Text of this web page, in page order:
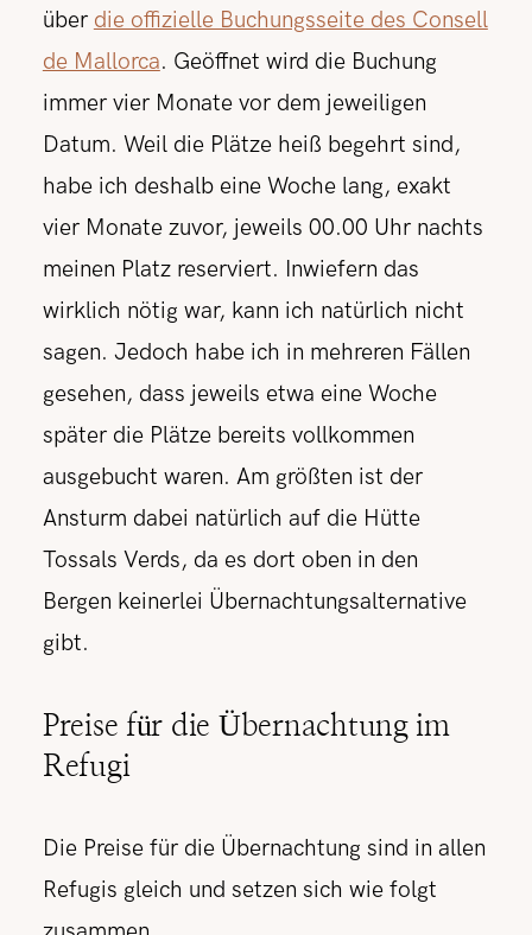
über die offizielle Buchungsseite des Consell
de Mallorca. Geöffnet wird die Buchung
immer vier Monate vor dem jeweiligen
Datum. Weil die Plätze heiß begehrt sind,
habe ich deshalb eine Woche lang, exakt
vier Monate zuvor, jeweils 00.00 Uhr nachts
meinen Platz reserviert. Inwiefern das
wirklich nötig war, kann ich natürlich nicht
sagen. Jedoch habe ich in mehreren Fällen
gesehen, dass jeweils etwa eine Woche
später die Plätze bereits vollkommen
ausgebucht waren. Am größten ist der
Ansturm dabei natürlich auf die Hütte
Tossals Verds, da es dort oben in den
Bergen keinerlei Übernachtungsalternative
gibt.
Preise für die Übernachtung im
Refugi
Die Preise für die Übernachtung sind in allen
Refugis gleich und setzen sich wie folgt